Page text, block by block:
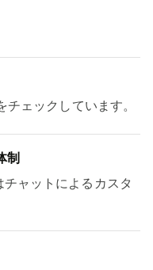
ェックしています。
制
ャットによるカスタ